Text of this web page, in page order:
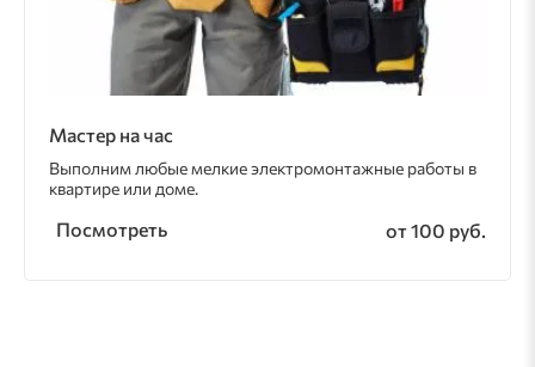
Мастер на час
Выполним любые мелкие электромонтажные работы в
квартире или доме.
Посмотреть от 100 руб.